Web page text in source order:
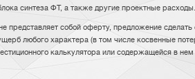
синтеза ФТ, а также другие проектные расходы.
собой оферту, предложение
любого характера (в том числе косвенные
калькулятора или содержащейся в